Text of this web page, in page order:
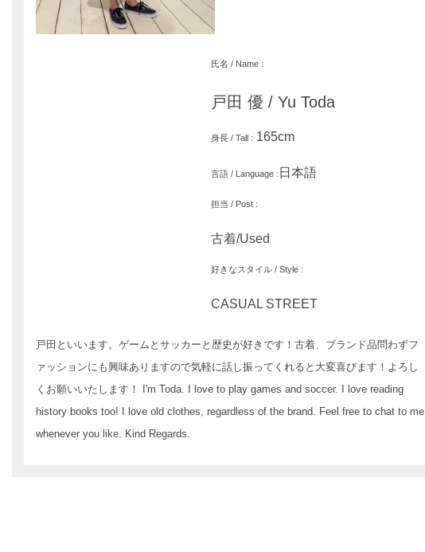
氏名 / Name :
戸田 優 / Yu Toda
身長 / Tall : 165cm
言語 / Language : 日本語
担当 / Post :
古着/Used
好きなスタイル / Style :
CASUAL STREET
戸田といいます。ゲームとサッカーと歴史が好きです！古着、ブランド品問わずフ
ァッションにも興味ありますので気軽に話し振ってくれると大変喜びます！よろし
くお願いいたします！ I'm Toda. I love to play games and soccer. I love reading
history books too! I love old clothes, regardless of the brand. Feel free to chat to me
whenever you like. Kind Regards.